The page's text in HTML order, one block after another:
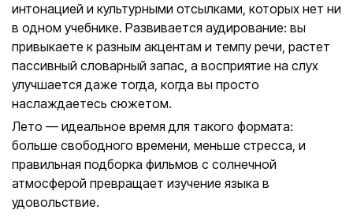
интонацией и культурными отсылками, которых нет ни
в одном учебнике. Развивается аудирование: вы
привыкаете к разным акцентам и темпу речи, растет
пассивный словарный запас, а восприятие на слух
улучшается даже тогда, когда вы просто
наслаждаетесь сюжетом.
Лето — идеальное время для такого формата:
больше свободного времени, меньше стресса, и
правильная подборка фильмов с солнечной
атмосферой превращает изучение языка в
удовольствие.